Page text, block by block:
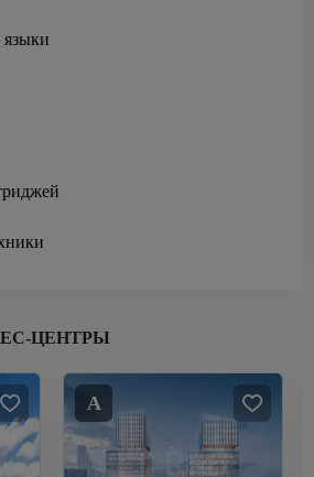
ЦЕНТРЫ
A